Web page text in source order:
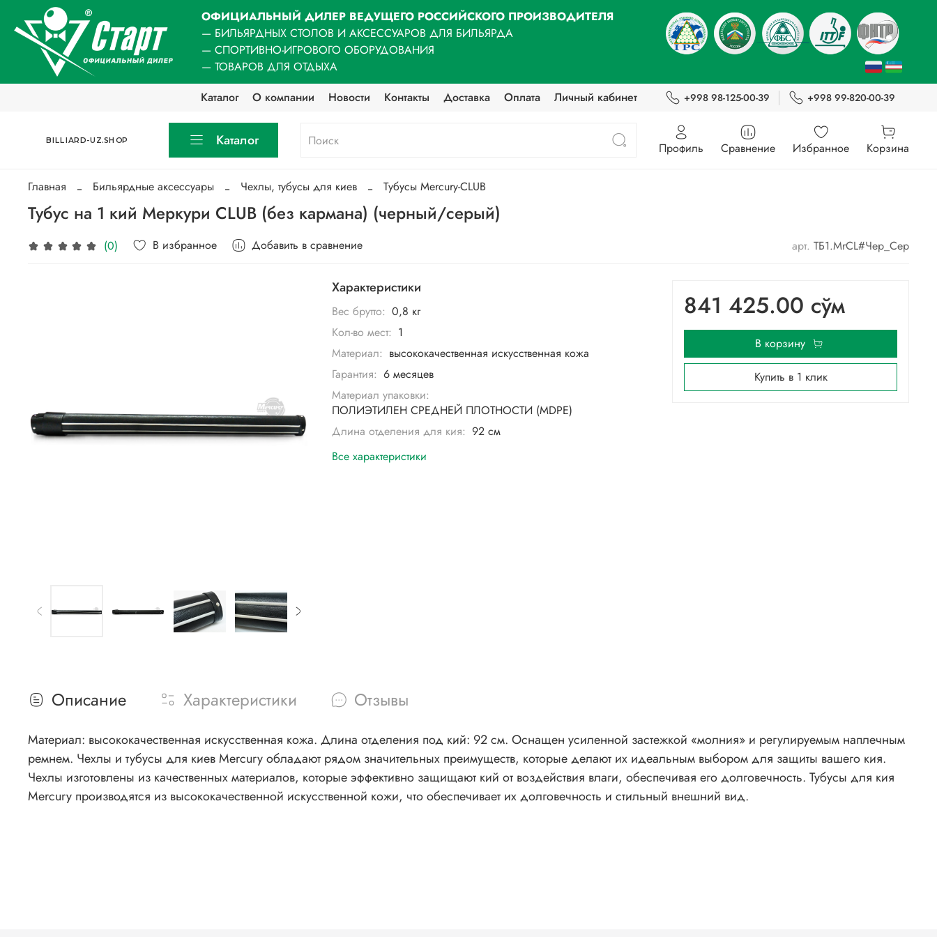
ОФИЦИАЛЬНЫЙ ДИЛЕР ВЕДУЩЕГО РОССИЙСКОГО ПРОИЗВОДИТЕЛЯ
— БИЛЬЯРДНЫХ СТОЛОВ И АКСЕССУАРОВ ДЛЯ БИЛЬЯРДА
— СПОРТИВНО-ИГРОВОГО ОБОРУДОВАНИЯ
— ТОВАРОВ ДЛЯ ОТДЫХА
Каталог
О компании Новости Контакты Доставка Оплата Личный кабинет +998 98-125-00-39 +998 99-820-00-39
BILLIARD-UZ.SHOP Каталог Профиль Сравнение Избранное Корзина
Главная Бильярдные аксессуары Чехлы, тубусы для киев Тубусы Mercury-CLUB
Тубус на 1 кий Меркури CLUB (без кармана) (черный/серый)
(0) В избранное Добавить в сравнение арт. ТБ1.MrCL#Чер_Сер
Характеристики
Вес брутто: 0,8 кг
Кол-во мест: 1
Материал: высококачественная искусственная кожа
Гарантия: 6 месяцев
Материал упаковки:
ПОЛИЭТИЛЕН СРЕДНЕЙ ПЛОТНОСТИ (MDPE)
Длина отделения для кия: 92 см
Все характеристики
841 425.00 сўм
В корзину
Купить в 1 клик
Описание Характеристики Отзывы
Материал: высококачественная искусственная кожа. Длина отделения под кий: 92 см. Оснащен усиленной застежкой «молния» и регулируемым наплечным
ремнем. Чехлы и тубусы для киев Mercury обладают рядом значительных преимуществ, которые делают их идеальным выбором для защиты вашего кия.
Чехлы изготовлены из качественных материалов, которые эффективно защищают кий от воздействия влаги, обеспечивая его долговечность. Тубусы для кия
Mercury производятся из высококачественной искусственной кожи, что обеспечивает их долговечность и стильный внешний вид.